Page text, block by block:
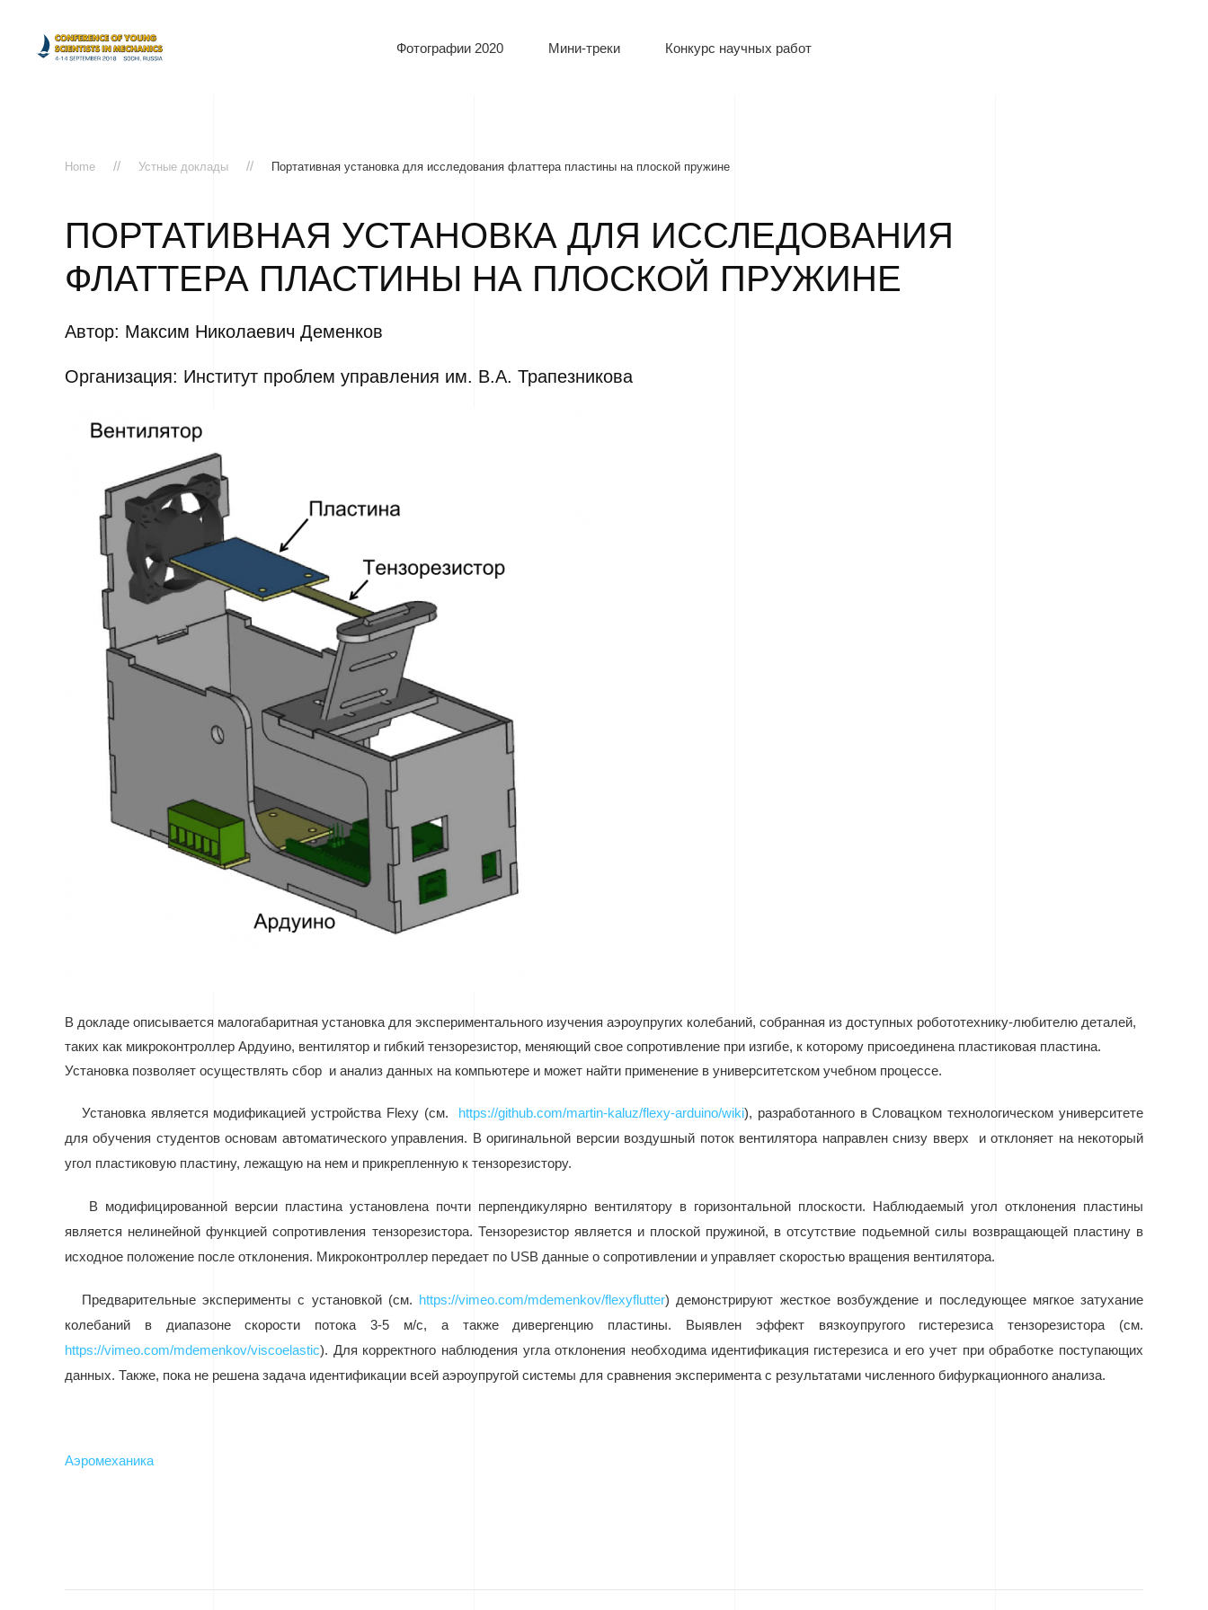
Фотографии 2020 Мини-треки Конкурс научных работ
Home Устные доклады Портативная установка для исследования флаттера пластины на плоской пружине
ПОРТАТИВНАЯ УСТАНОВКА ДЛЯ ИССЛЕДОВАНИЯ
ФЛАТТЕРА ПЛАСТИНЫ НА ПЛОСКОЙ ПРУЖИНЕ
Автор: Максим Николаевич Деменков
Организация: Институт проблем управления им. В.А. Трапезникова
В докладе описывается малогабаритная установка для экспериментального изучения аэроупругих колебаний, собранная из доступных робототехнику-любителю деталей,
таких как микроконтроллер Ардуино, вентилятор и гибкий тензорезистор, меняющий свое сопротивление при изгибе, к которому присоединена пластиковая пластина.
Установка позволяет осуществлять сбор и анализ данных на компьютере и может найти применение в университетском учебном процессе.
Установка является модификацией устройства Flexy (см. https://github.com/martin-kaluz/flexy-arduino/wiki), разработанного в Словацком технологическом университете
для обучения студентов основам автоматического управления. В оригинальной версии воздушный поток вентилятора направлен снизу вверх и отклоняет на некоторый
угол пластиковую пластину, лежащую на нем и прикрепленную к тензорезистору.
В модифицированной версии пластина установлена почти перпендикулярно вентилятору в горизонтальной плоскости. Наблюдаемый угол отклонения пластины
является нелинейной функцией сопротивления тензорезистора. Тензорезистор является и плоской пружиной, в отсутствие подьемной силы возвращающей пластину в
исходное положение после отклонения. Микроконтроллер передает по USB данные о сопротивлении и управляет скоростью вращения вентилятора.
Предварительные эксперименты с установкой (см. https://vimeo.com/mdemenkov/flexyflutter) демонстрируют жесткое возбуждение и последующее мягкое затухание
колебаний в диапазоне скорости потока 3-5 м/c, а также дивергенцию пластины. Выявлен эффект вязкоупругого гистерезиса тензорезистора (см.
https://vimeo.com/mdemenkov/viscoelastic). Для корректного наблюдения угла отклонения необходима идентификация гистерезиса и его учет при обработке поступающих
данных. Также, пока не решена задача идентификации всей аэроупругой системы для сравнения эксперимента с результатами численного бифуркационного анализа.
Аэромеханика